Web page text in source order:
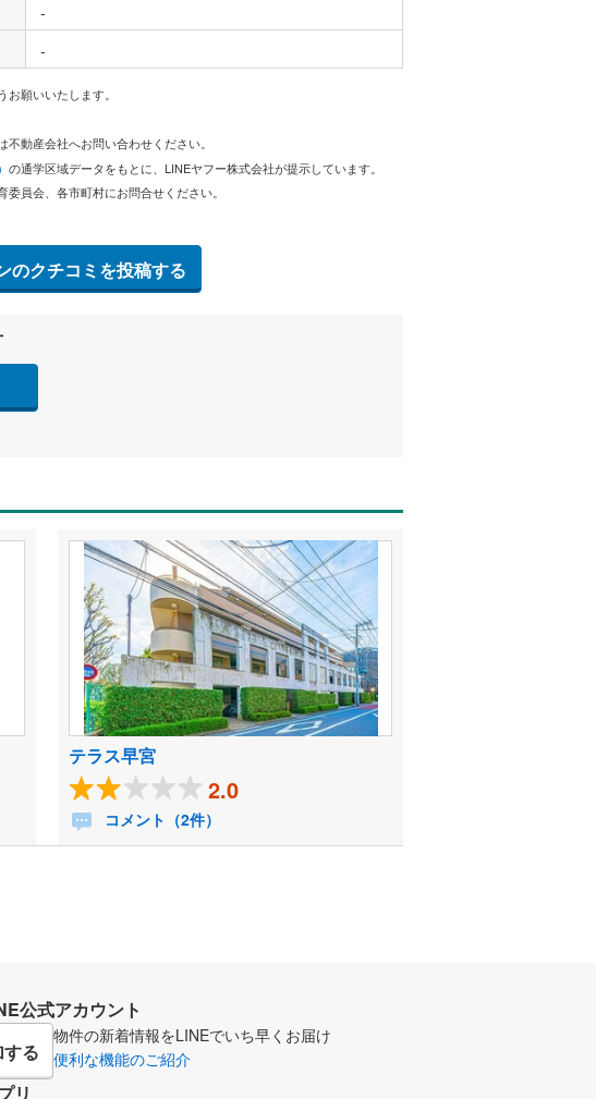
-
-
願いいたします。
動産会社へお問い合わせください。
の通学区域データをもとに、LINEヤフー株式会社が提示しています。
員会、各市町村にお問合せください。
のクチコミを投稿する
テラス早宮
2.0
コメント（2件）
公式アカウント
る
物件の新着情報をLINEでいち早くお届け
便利な機能のご紹介
リ